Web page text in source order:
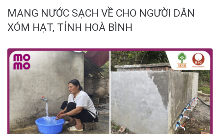
MANG NƯỚC SẠCH VỀ CHO NGƯỜI DÂN
XÓM HẠT, TỈNH HOÀ BÌNH